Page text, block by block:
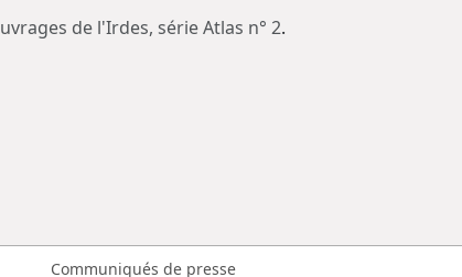
de l'Irdes, série Atlas n° 2.
Communiqués de presse